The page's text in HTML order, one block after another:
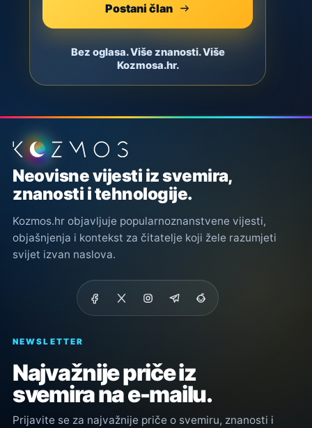
Postani član
Bez oglasa. Više znanosti. Više
Kozmosa.hr.
Podnožje stranice
Neovisne vijesti iz svemira,
znanosti i tehnologije.
Kozmos.hr objavljuje popularnoznanstvene vijesti,
objašnjenja i kontekst za čitatelje koji žele razumjeti
svijet izvan naslova.
NEWSLETTER
Najvažnije priče iz
svemira na e-mailu.
Prijavite se za najvažnije priče o svemiru, znanosti i